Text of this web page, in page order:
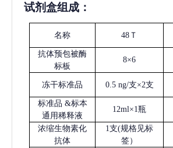
试剂盒组成：
名称 48Ｔ
抗体预包被酶
标板
8×6
冻干标准品 0.5 ng/支×2支
标准品 &标本
通用稀释液
12ml×1瓶
浓缩生物素化
抗体
1支(规格见标
签）